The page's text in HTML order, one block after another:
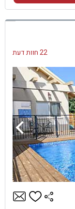
22 חוות דעת